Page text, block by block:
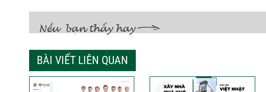
BÀI VIẾT LIÊN QUAN